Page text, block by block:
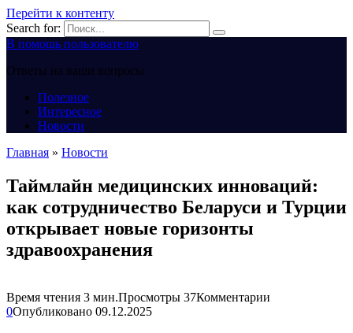
Перейти к контенту
Search for:
В помощь пользователю
Ответы на ваши вопросы
Полезное
Интересное
Новости
Главная » Новости
Таймлайн медицинских инноваций:
как сотрудничество Беларуси и Турции
открывает новые горизонты
здравоохранения
Время чтения 3 мин.Просмотры 37Комментарии
0Опубликовано 09.12.2025